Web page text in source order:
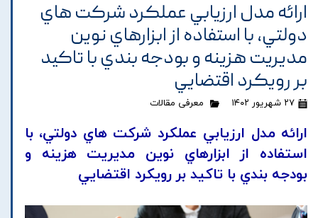
ارائه مدل ارزيابي عملکرد شرکت هاي
دولتي، با استفاده از ابزارهاي نوين
مديريت هزينه و بودجه بندي با تاکيد
بر رويکرد اقتضايي
۲۷ شهریور ۱۴۰۲ معرفی مقالات
ارائه مدل ارزيابي عملکرد شرکت هاي دولتي، با
استفاده از ابزارهاي نوين مديريت هزينه و
بودجه بندي با تاکيد بر رويکرد اقتضايي